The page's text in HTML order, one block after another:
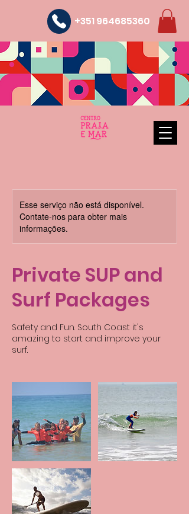
+351 964685360
Esse serviço não está disponível.
Contate-nos para obter mais
informações.
Private SUP and
Surf Packages
Safety and Fun. South Coast it's
amazing to start and improve your
surf.